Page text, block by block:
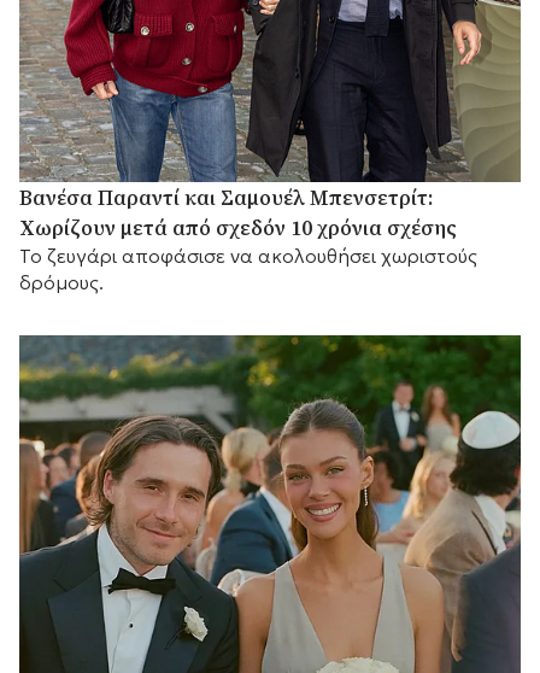
Βανέσα Παραντί και Σαμουέλ Μπενσετρίτ:
Χωρίζουν μετά από σχεδόν 10 χρόνια σχέσης
Το ζευγάρι αποφάσισε να ακολουθήσει χωριστούς
δρόμους.